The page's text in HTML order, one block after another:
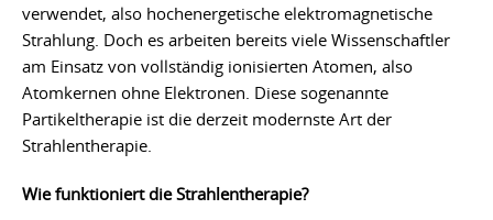
verwendet, also hochenergetische elektromagnetische
Strahlung. Doch es arbeiten bereits viele Wissenschaftler
am Einsatz von vollständig ionisierten Atomen, also
Atomkernen ohne Elektronen. Diese sogenannte
Partikeltherapie ist die derzeit modernste Art der
Strahlentherapie.
Wie funktioniert die Strahlentherapie?